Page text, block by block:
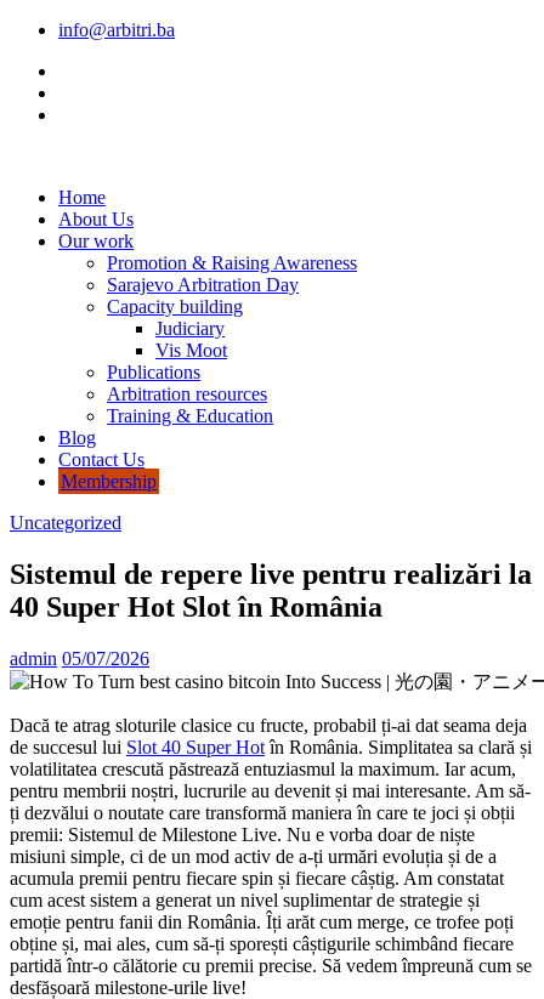
info@arbitri.ba
Home
About Us
Our work
Promotion & Raising Awareness
Sarajevo Arbitration Day
Capacity building
Judiciary
Vis Moot
Publications
Arbitration resources
Training & Education
Blog
Contact Us
Membership
Uncategorized
Sistemul de repere live pentru realizări la
40 Super Hot Slot în România
admin 05/07/2026
Dacă te atrag sloturile clasice cu fructe, probabil ți-ai dat seama deja
de succesul lui Slot 40 Super Hotîn România. Simplitatea sa clară și
volatilitatea crescută păstrează entuziasmul la maximum. Iar acum,
pentru membrii noștri, lucrurile au devenit și mai interesante. Am să-
ți dezvălui o noutate care transformă maniera în care te joci și obții
premii: Sistemul de Milestone Live. Nu e vorba doar de niște
misiuni simple, ci de un mod activ de a-ți urmări evoluția și de a
acumula premii pentru fiecare spin și fiecare câștig. Am constatat
cum acest sistem a generat un nivel suplimentar de strategie și
emoție pentru fanii din România. Îți arăt cum merge, ce trofee poți
obține și, mai ales, cum să-ți sporești câștigurile schimbând fiecare
partidă într-o călătorie cu premii precise. Să vedem împreună cum se
desfășoară milestone-urile live!